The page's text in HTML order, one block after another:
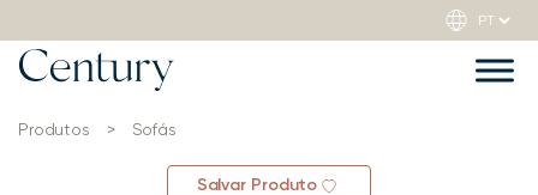
Produtos > Sofás
Salvar Produto